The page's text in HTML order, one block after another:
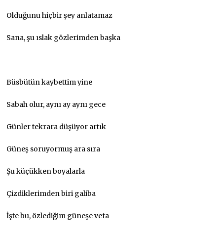
Olduğunu hiçbir şey anlatamaz
Sana, şu ıslak gözlerimden başka
Büsbütün kaybettim yine
Sabah olur, aynı ay aynı gece
Günler tekrara düşüyor artık
Güneş soruyormuş ara sıra
Şu küçükken boyalarla
Çizdiklerimden biri galiba
İşte bu, özlediğim güneşe vefa